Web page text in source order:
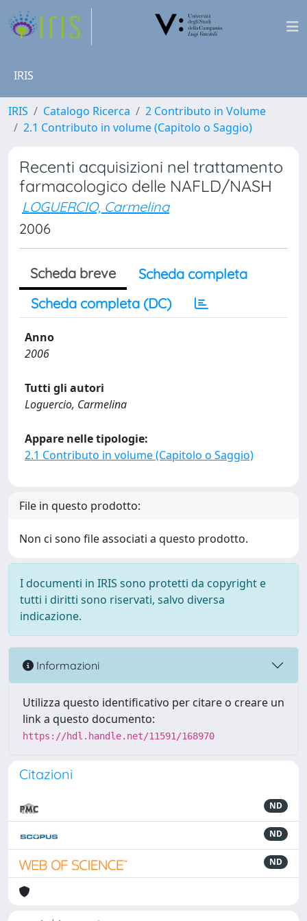
IRIS
IRIS Catalogo Ricerca
2 Contributo in Volume
2.1 Contributo in volume (Capitolo o Saggio)
Recenti acquisizioni nel trattamento
farmacologico delle NAFLD/NASH
LOGUERCIO, Carmelina
2006
Scheda breve
Scheda completa
Scheda completa (DC)
Anno
2006
Tutti gli autori
Loguercio, Carmelina
Appare nelle tipologie:
2.1 Contributo in volume (Capitolo o Saggio)
File in questo prodotto:
Non ci sono file associati a questo prodotto.
I documenti in IRIS sono protetti da copyright e
tutti i diritti sono riservati, salvo diversa
indicazione.
Informazioni
Utilizza questo identificativo per citare o creare un
link a questo documento:
https://hdl.handle.net/11591/168970
Citazioni
ND
ND
ND